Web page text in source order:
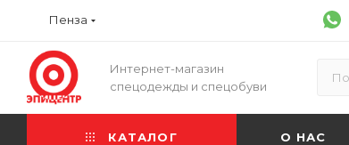
Пенза
Интернет-магазин
спецодежды и спецобуви
КАТАЛОГ О НАС